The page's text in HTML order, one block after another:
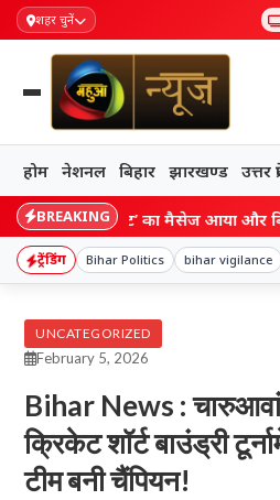
शहर चुनें
होम नेशनल बिहार झारखण्ड उत्तर
BREAKING
अपडेट’ का मैसेज आया और बिछ गया
ट्रेंडिंग Bihar Politics bihar vigilance
UNCATEGORIZED
February 5, 2026
Bihar News : चारुआवां
क्रिकेट शॉर्ट बाउंड्री
टीम बनी चैंपियन!